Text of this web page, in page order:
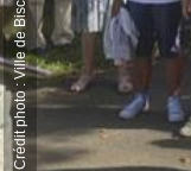
Crédit photo : Ville de Bischwiller